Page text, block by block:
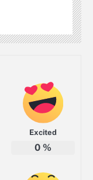
Excited
0 %